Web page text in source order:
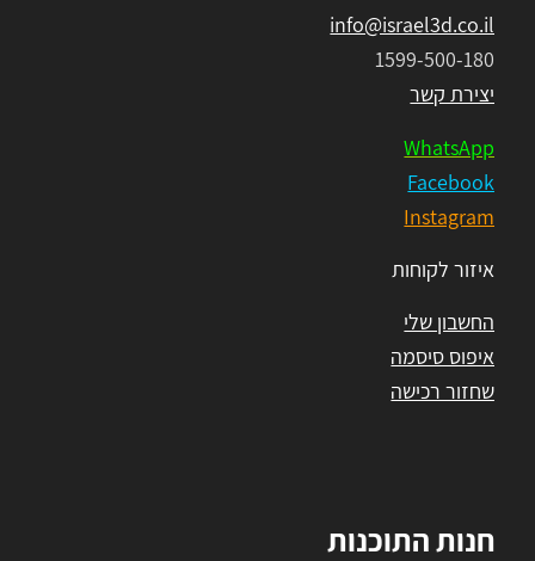
info@israel3d.co.il
1599-500-180
יצירת קשר
WhatsApp
Facebook
Instagram
איזור לקוחות
החשבון שלי
איפוס סיסמה
שחזור רכישה
חנות התוכנות